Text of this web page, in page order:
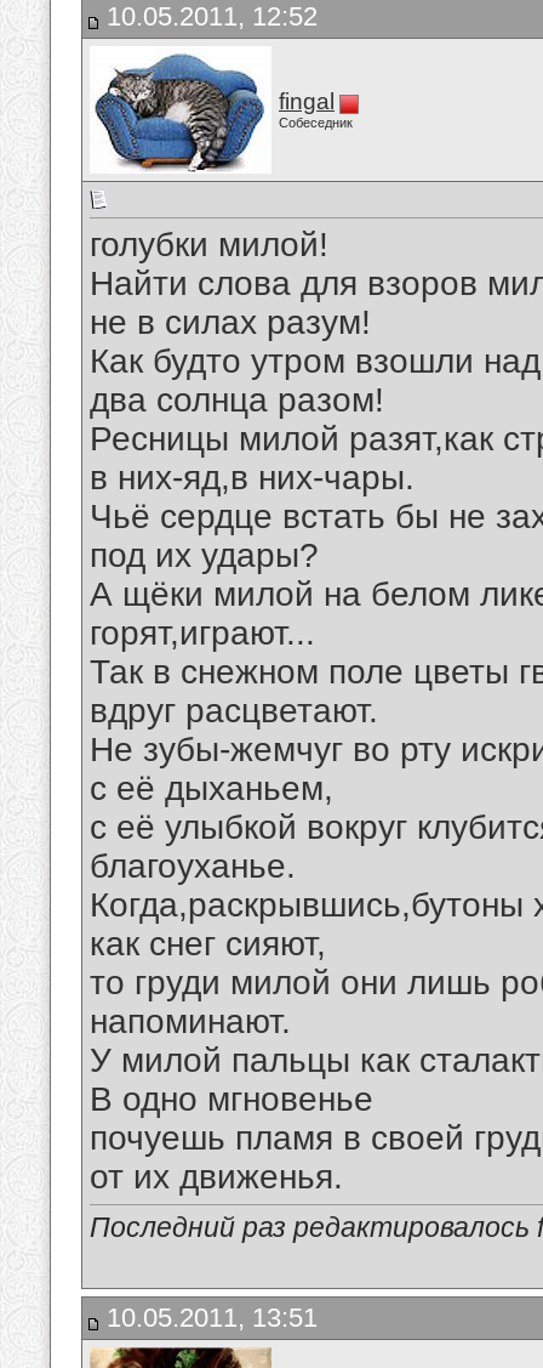
10.05.2011, 12:52
fingal
Собеседник
голубки милой!
Найти слова для взоров
не в силах разум!
Как будто утром взошли
два солнца разом!
Ресницы милой разят,как
в них-яд,в них-чары.
Чьё сердце встать бы не
под их удары?
А щёки милой на белом
горят,играют...
Так в снежном поле цветы
вдруг расцветают.
Не зубы-жемчуг во рту
с её дыханьем,
с её улыбкой вокруг
благоуханье.
Когда,раскрывшись,бутоны
как снег сияют,
то груди милой они лишь
напоминают.
У милой пальцы как
В одно мгновенье
почуешь пламя в своей
от их движенья.
Последний раз редактировалось
10.05.2011, 13:51